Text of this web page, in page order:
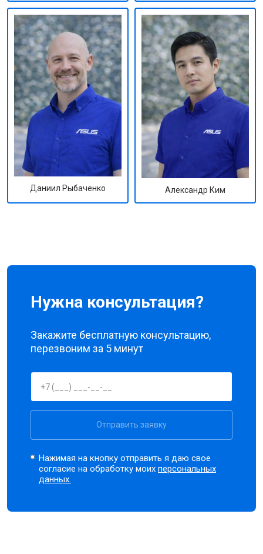
Даниил Рыбаченко Александр Ким
Нужна консультация?
Закажите бесплатную консультацию,
перезвоним за 5 минут
Отправить заявку
Нажимая на кнопку отправить я даю свое
согласие на обработку моихперсональных
данных.